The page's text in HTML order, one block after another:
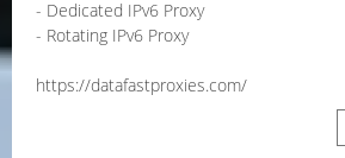
- Dedicated IPv6 Proxy
- Rotating IPv6 Proxy
https://datafastproxies.com/